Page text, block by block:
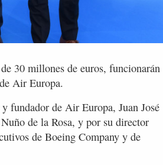
30 millones de euros, funcionarán
Air Europa.
fundador de Air Europa, Juan José
de la Rosa, y por su director
de Boeing Company y de